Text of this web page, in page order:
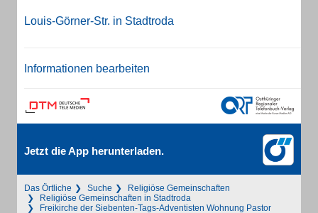
Louis-Görner-Str. in Stadtroda
Informationen bearbeiten
Jetzt die App herunterladen.
Das Örtliche Suche
Religiöse Gemeinschaften
Religiöse Gemeinschaften in Stadtroda
Freikirche der Siebenten-Tags-Adventisten Wohnung Pastor